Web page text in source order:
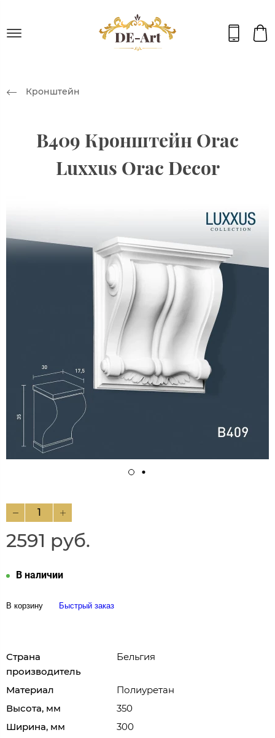
Кронштейн
B409 Кронштейн Orac
Luxxus Orac Decor
2591 руб.
В наличии
В корзину Быстрый заказ
Страна
производитель
Бельгия
Материал
Полиуретан
Высота, мм
350
Ширина, мм
300